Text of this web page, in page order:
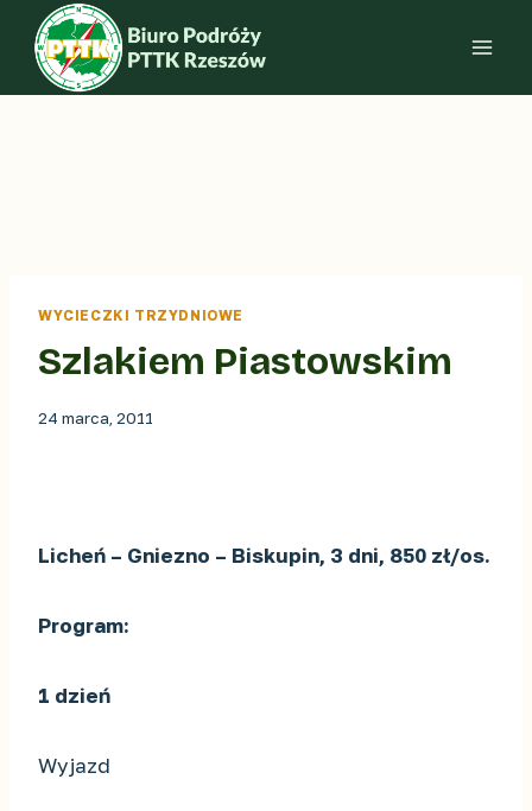
Przejdź
treści
WYCIECZKI TRZYDNIOWE
Szlakiem Piastowskim
24 marca, 2011
Licheń – Gniezno – Biskupin, 3 dni, 850 zł/os.
Program:
1 dzień
Wyjazd